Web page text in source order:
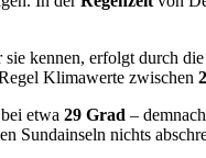
kennen, erfolgt durch
Klimawerte zwischen
etwa 29 Grad –
Sundainseln nichts